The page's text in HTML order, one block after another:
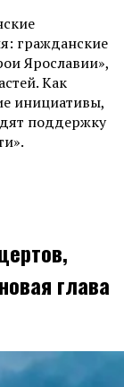
гражданские
Ярославии»,
Как
инициативы,
поддержку
глава